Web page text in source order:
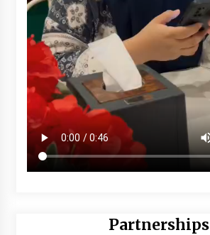
Partnerships